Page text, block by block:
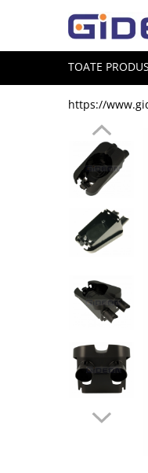
Toate Produsele
Electrocasnice
Electrocasnice mici
Roboti de bucatarie
Purificatoare aer
Aspiratoare
Accesorii Piese Hote
Accesorii Piese Frigidere
Accesorii Piese
Accesorii Piese Plite
TOATE
https://